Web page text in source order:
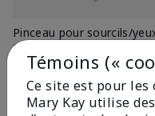
Pinceau pour sourcils/
Mary Kayᴹᴰ
15,00 $
Témoins («
Ce site est pour les
Mary Kay utilise